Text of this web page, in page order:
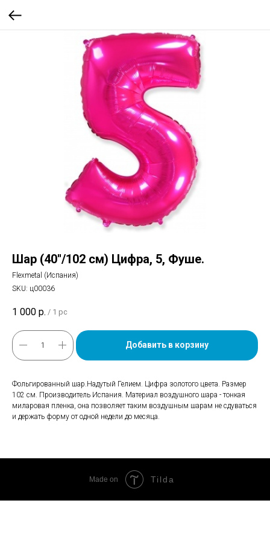
Шар (40''/102 см) Цифра, 5, Фуше.
Flexmetal (Испания)
SKU: ц00036
1 000 р. / 1 pc
Добавить в корзину
Фольгированный шар.Надутый Гелием. Цифра золотого цвета. Размер
102 см. Производитель Испания. Материал воздушного шара - тонкая
миларовая пленка, она позволяет таким воздушным шарам не сдуваться
и держать форму от одной недели до месяца.
Made on Tilda